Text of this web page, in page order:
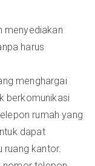
menyediakan
harus
menghargai
berkomunikasi
rumah yang
dapat
ruang kantor.